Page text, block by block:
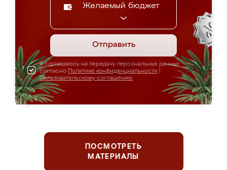
Желаемый бюджет
Отправить
Я соглашаюсь на передачу персональных данных
согласно Политике конфиденциальности
Пользовательскому соглашению
ПОСМОТРЕТЬ
МАТЕРИАЛЫ